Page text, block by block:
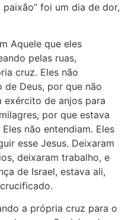
foi um dia de dor,
Aquele que eles
pelas ruas,
cruz. Eles não
de Deus, por que não
exército de anjos para
por que estava
não entendiam. Eles
esse Jesus. Deixaram
deixaram trabalho, e
de Israel, estava ali,
a própria cruz para o